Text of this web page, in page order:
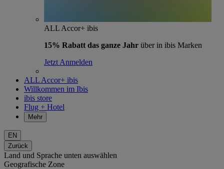
ALL Accor+ ibis
15% Rabatt das ganze Jahr über in ibis Marken
Jetzt Anmelden
ALL Accor+ ibis
Willkommen im Ibis
ibis store
Flug + Hotel
Mehr
EN
Zurück
Land und Sprache unten auswählen
Geografische Zone